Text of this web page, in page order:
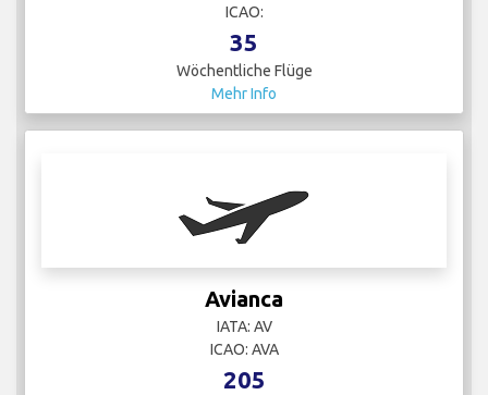
ICAO:
35
Wöchentliche Flüge
Mehr Info
Avianca
IATA: AV
ICAO: AVA
205